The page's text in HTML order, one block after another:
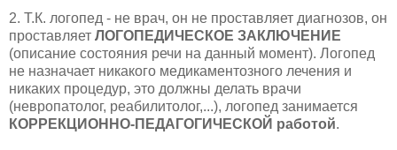
2. Т.К. логопед - не врач, он не проставляет диагнозов, он
проставляет ЛОГОПЕДИЧЕСКОЕ ЗАКЛЮЧЕНИЕ
(описание состояния речи на данный момент). Логопед
не назначает никакого медикаментозного лечения и
никаких процедур, это должны делать врачи
(невропатолог, реабилитолог,...), логопед занимается
КОРРЕКЦИОННО-ПЕДАГОГИЧЕСКОЙ работой.